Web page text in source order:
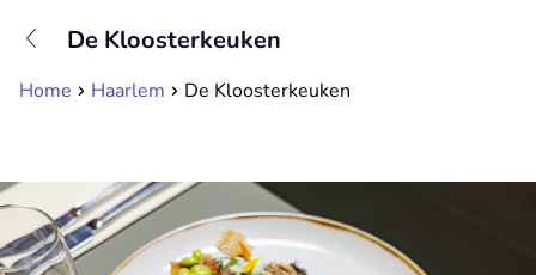
De Kloosterkeuken
Home Haarlem De Kloosterkeuken